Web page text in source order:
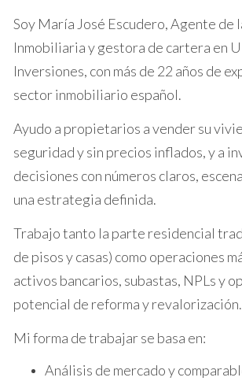
Invertir en un plan de
invertir parte de laliquidez
pensiones para
pública y asegurar un
económico durante la
Disfrutar de nuevas
utilizar el dinero para viajar,
aficiones, realizar
simplemente disfrutar de tu
preocupaciones.
liquidez obtenida para
nietos con sus estudios, la
vivienda o cualquier otro
necesiten.
El papel del agente inmobiliario:
Un agente inmobiliariocon
Soy María José Escudero, Agente de
Inmobiliaria y gestora de cartera en
Inversiones, con más de 22 años de
sector inmobiliario español.
Ayudo a propietarios a vender su
seguridad y sin precios inflados, y a
decisiones con números claros,
una estrategia definida.
Trabajo tanto la parte residencial
de pisos y casas) como operaciones
activos bancarios, subastas, NPLs y
potencial de reforma y revalorización.
Mi forma de trabajar se basa en:
Análisis de mercado y